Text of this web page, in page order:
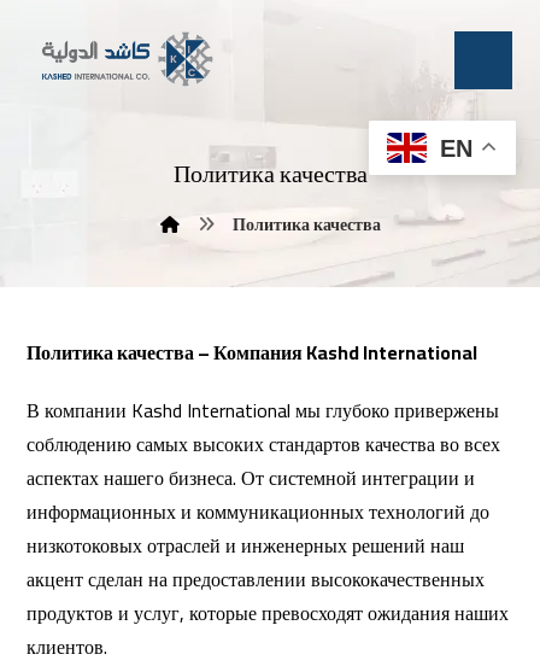
Политика качества
Политика качества
Политика качества – Компания Kashd International
В компании Kashd International мы глубоко привержены
соблюдению самых высоких стандартов качества во всех
аспектах нашего бизнеса. От системной интеграции и
информационных и коммуникационных технологий до
низкотоковых отраслей и инженерных решений наш
акцент сделан на предоставлении высококачественных
продуктов и услуг, которые превосходят ожидания наших
клиентов.
EN